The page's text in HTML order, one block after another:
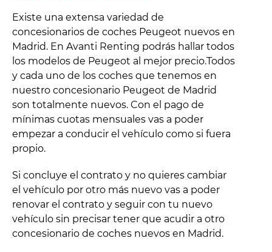
Existe una extensa variedad de
concesionarios de coches Peugeot nuevos en
Madrid. En Avanti Renting podrás hallar todos
los modelos de Peugeot al mejor precio.Todos
y cada uno de los coches que tenemos en
nuestro concesionario Peugeot de Madrid
son totalmente nuevos. Con el pago de
mínimas cuotas mensuales vas a poder
empezar a conducir el vehículo como si fuera
propio.
Si concluye el contrato y no quieres cambiar
el vehículo por otro más nuevo vas a poder
renovar el contrato y seguir con tu nuevo
vehículo sin precisar tener que acudir a otro
concesionario de coches nuevos en Madrid.